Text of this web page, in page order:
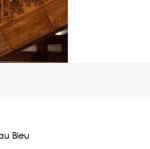
Bleu